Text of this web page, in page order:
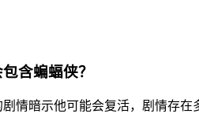
含蝙蝠侠？
情暗示他可能会复活，剧情存